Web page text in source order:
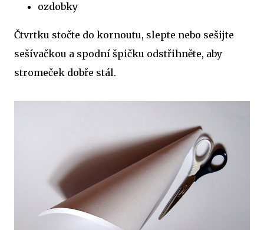
ozdobky
Čtvrtku stočte do kornoutu, slepte nebo sešijte
sešívačkou a spodní špičku odstřihněte, aby
stromeček dobře stál.